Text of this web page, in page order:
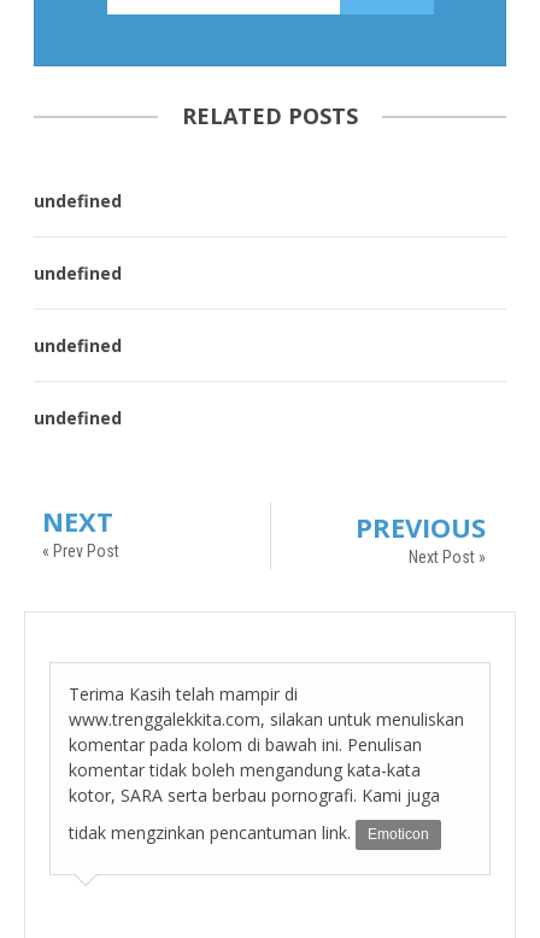
RELATED POSTS
undefined
undefined
undefined
undefined
NEXT
« Prev Post
PREVIOUS
Next Post »
Terima Kasih telah mampir di
www.trenggalekkita.com, silakan untuk menuliskan
komentar pada kolom di bawah ini. Penulisan
komentar tidak boleh mengandung kata-kata
kotor, SARA serta berbau pornografi. Kami juga
tidak mengzinkan pencantuman link.
Emoticon